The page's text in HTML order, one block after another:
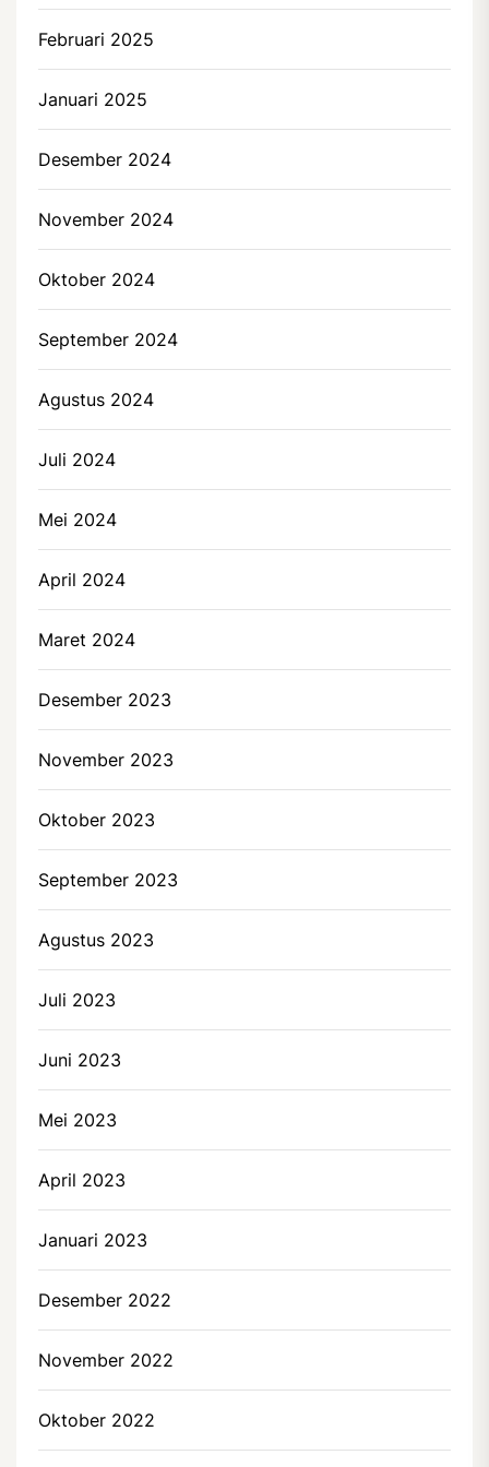
Februari 2025
Januari 2025
Desember 2024
November 2024
Oktober 2024
September 2024
Agustus 2024
Juli 2024
Mei 2024
April 2024
Maret 2024
Desember 2023
November 2023
Oktober 2023
September 2023
Agustus 2023
Juli 2023
Juni 2023
Mei 2023
April 2023
Januari 2023
Desember 2022
November 2022
Oktober 2022